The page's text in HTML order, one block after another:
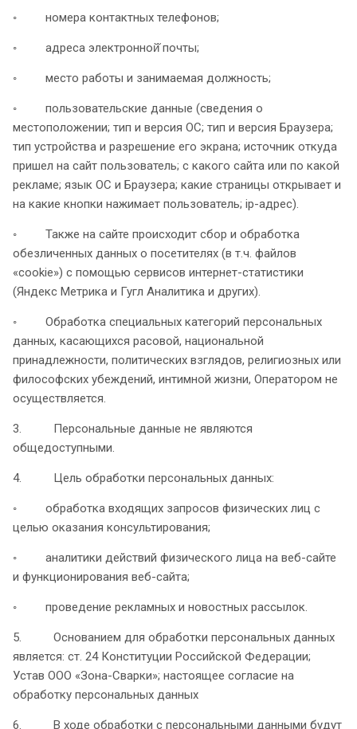
◦ номера контактных телефонов;
◦ адреса электронной̆ почты;
◦ место работы и занимаемая должность;
◦ пользовательские данные (сведения о
местоположении; тип и версия ОС; тип и версия Браузера;
тип устройства и разрешение его экрана; источник откуда
пришел на сайт пользователь; с какого сайта или по какой
рекламе; язык ОС и Браузера; какие страницы открывает и
на какие кнопки нажимает пользователь; ip-адрес).
◦ Также на сайте происходит сбор и обработка
обезличенных данных о посетителях (в т.ч. файлов
«cookie») с помощью сервисов интернет-статистики
(Яндекс Метрика и Гугл Аналитика и других).
◦ Обработка специальных категорий персональных
данных, касающихся расовой, национальной
принадлежности, политических взглядов, религиозных или
философских убеждений, интимной жизни, Оператором не
осуществляется.
3. Персональные данные не являются
общедоступными.
4. Цель обработки персональных данных:
◦ обработка входящих запросов физических лиц с
целью оказания консультирования;
◦ аналитики действий физического лица на веб-сайте
и функционирования веб-сайта;
◦ проведение рекламных и новостных рассылок.
5. Основанием для обработки персональных данных
является: ст. 24 Конституции Российской Федерации;
Устав ООО «Зона-Сварки»; настоящее согласие на
обработку персональных данных
6. В ходе обработки с персональными данными будут